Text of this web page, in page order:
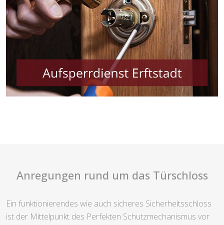
Anregungen rund um das Türschloss
Ein funktionierendes wie auch sicheres Sicherheitsschloss
ist der Mittelpunkt des Perfekten Schutzmechanismus vor